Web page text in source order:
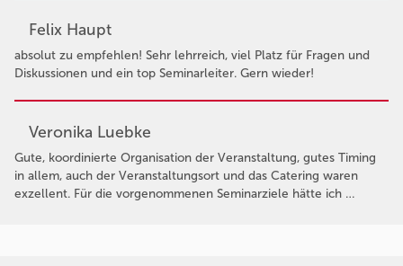
Felix Haupt
absolut zu empfehlen! Sehr lehrreich, viel Platz für Fragen und
Diskussionen und ein top Seminarleiter. Gern wieder!
Veronika Luebke
Gute, koordinierte Organisation der Veranstaltung, gutes Timing
in allem, auch der Veranstaltungsort und das Catering waren
exzellent. Für die vorgenommenen Seminarziele hätte ich …